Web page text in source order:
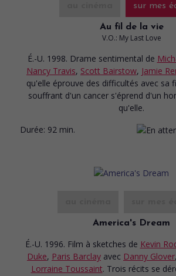
sur mes
Au fil de la vie
V.O.: My Last Love
É.-U. 1998. Drame sentimental de
Nancy Travis, Scott Bairstow, Jamie
qu'elle éprouve des difficultés avec sa
souffrant d'un cancer s'éprend d'un
qu'elle.
Durée: 92 min.
America's Dream
É.-U. 1996. Film à sketches de Kevin
Duke, Paris Barclay avec Danny Glover,
Lorraine Toussaint. Trois récits se